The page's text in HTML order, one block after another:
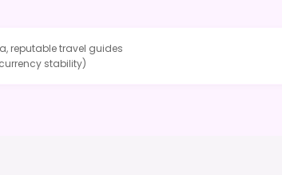
reputable travel guides
stability)